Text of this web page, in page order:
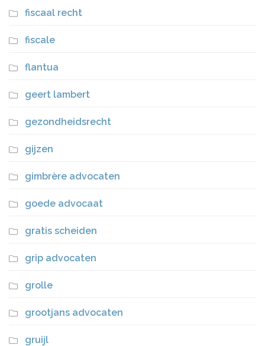
fiscaal recht
fiscale
flantua
geert lambert
gezondheidsrecht
gijzen
gimbrère advocaten
goede advocaat
gratis scheiden
grip advocaten
grolle
grootjans advocaten
gruijl